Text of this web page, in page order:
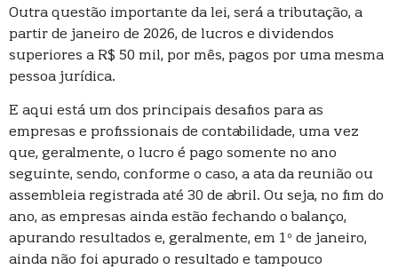
Outra questão importante da lei, será a tributação, a
partir de janeiro de 2026, de lucros e dividendos
superiores a R$ 50 mil, por mês, pagos por uma mesma
pessoa jurídica.
E aqui está um dos principais desafios para as
empresas e profissionais de contabilidade, uma vez
que, geralmente, o lucro é pago somente no ano
seguinte, sendo, conforme o caso, a ata da reunião ou
assembleia registrada até 30 de abril. Ou seja, no fim do
ano, as empresas ainda estão fechando o balanço,
apurando resultados e, geralmente, em 1º de janeiro,
ainda não foi apurado o resultado e tampouco